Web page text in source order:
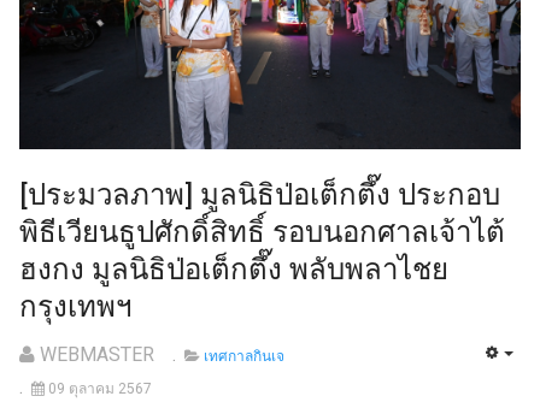
[ประมวลภาพ] มูลนิธิป่อเต็กตึ๊ง ประกอบ
พิธีเวียนธูปศักดิ์สิทธิ์ รอบนอกศาลเจ้าไต้
ฮงกง มูลนิธิป่อเต็กตึ๊ง พลับพลาไชย
กรุงเทพฯ
WEBMASTER
เทศกาลกินเจ
09 ตุลาคม 2567